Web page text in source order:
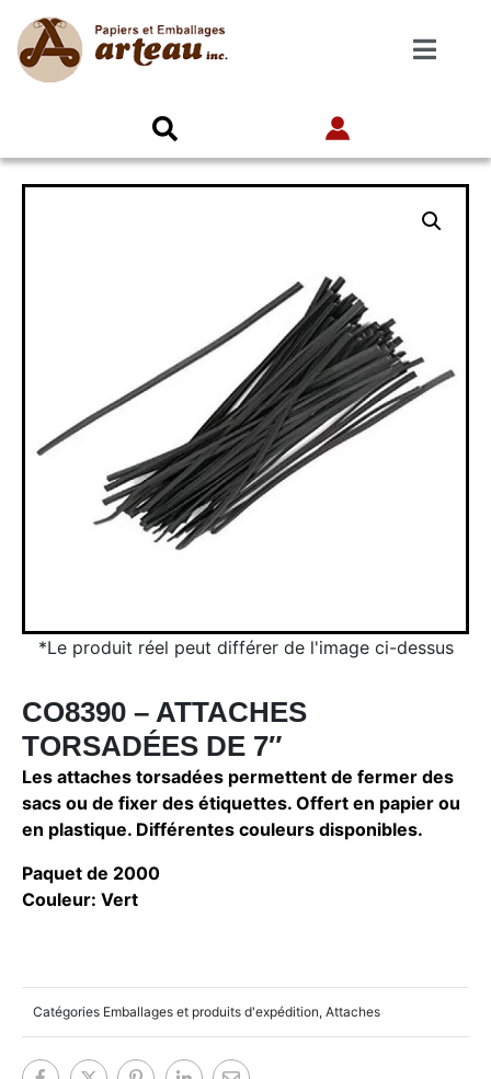
*Le produit réel peut différer de l'image ci-dessus
CO8390 – ATTACHES
TORSADÉES DE 7″
Catégories Emballages et produits d'expédition, Attaches
Les attaches torsadées permettent de fermer des
sacs ou de fixer des étiquettes. Offert en papier ou
en plastique. Différentes couleurs disponibles.
Paquet de 2000
Couleur: Vert